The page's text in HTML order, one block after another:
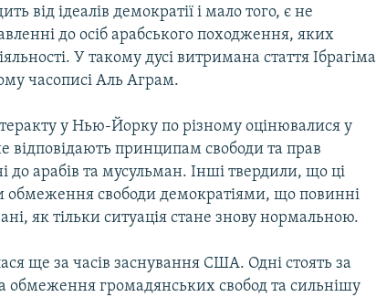
від ідеалів демократії і мало того, є не
до осіб арабського походження, яких
У такому дусі витримана стаття Ібрагіма
часописі Аль Аграм.
у Нью-Йорку по різному оцінювалися у
принципам свободи та прав
арабів та мусульман. Інші твердили, що ці
обмеження свободи демократіями, що повинні
як тільки ситуація стане знову нормальною.
ще за часів заснування США. Одні стоять за
обмеження громадянських свобод та сильнішу